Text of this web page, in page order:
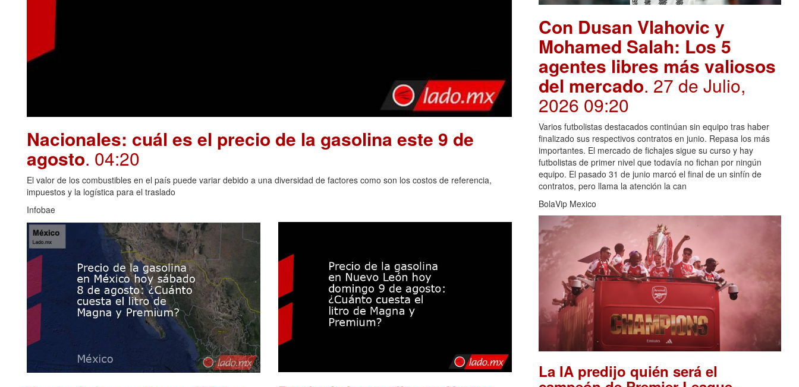
Nacionales: cuál es el precio de la gasolina este 9 de
agosto. 04:20
El valor de los combustibles en el país puede variar debido a una diversidad de factores como son los costos de referencia,
impuestos y la logística para el traslado
Infobae
Con Dusan Vlahovic y
Mohamed Salah: Los 5
agentes libres más valiosos
del mercado. 27 de Julio,
2026 09:20
Varios futbolistas destacados continúan sin equipo tras haber
finalizado sus respectivos contratos en junio. Repasa los más
importantes. El mercado de fichajes sigue su curso y hay
futbolistas de primer nivel que todavía no fichan por ningún
equipo. El pasado 31 de junio marcó el final de un sinfín de
contratos, pero llama la atención la can
BolaVip Mexico
La IA predijo quién será el